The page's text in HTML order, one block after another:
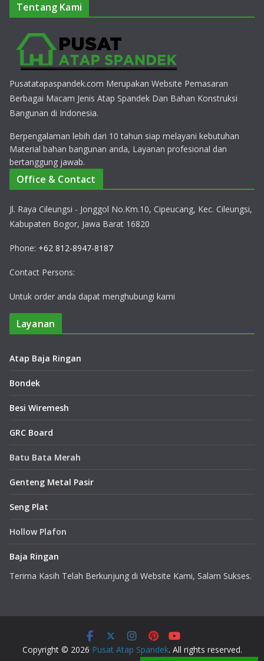
Tentang Kami
Pusatatapaspandek.com Merupakan Website Pemasaran
Berbagai Macam Jenis Atap Spandek Dan Bahan Konstruksi
Bangunan di Indonesia.
Berpengalaman lebih dari 10 tahun siap melayani kebutuhan
Material bahan bangunan anda, Layanan profesional dan
bertanggung jawab.
Office & Contact
Jl. Raya Cileungsi - Jonggol No.Km.10, Cipeucang, Kec. Cileungsi,
Kabupaten Bogor, Jawa Barat 16820
Phone: +62 812-8947-8187
Contact Persons:
Untuk order anda dapat menghubungi kami
Layanan
Atap Baja Ringan
Bondek
Besi Wiremesh
GRC Board
Batu Bata Merah
Genteng Metal Pasir
Seng Plat
Hollow Plafon
Baja Ringan
Terima Kasih Telah Berkunjung di Website Kami, Salam Sukses.
Copyright © 2026 Pusat Atap Spandek. All rights reserved.